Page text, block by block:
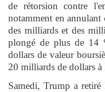
de rétorsion contre
notamment en annulant
des milliards et des
plongé de plus de 14
dollars de valeur
20 milliards de dollars
Samedi, Trump a